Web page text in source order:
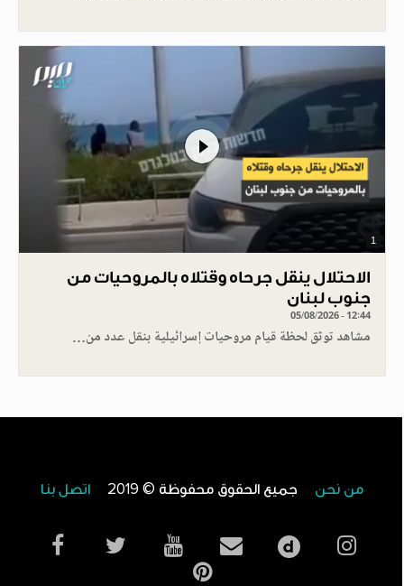
1
الاحتلال ينقل جرحاه وقتلاه بالمروحيات من
جنوب لبنان
05/08/2026 - 12:44
مشاهد توثق لحظة قيام مروحيات إسرائيلية بنقل عدد من…
من نحن جميع الحقوق محفوظة © 2019 اتصل بنا